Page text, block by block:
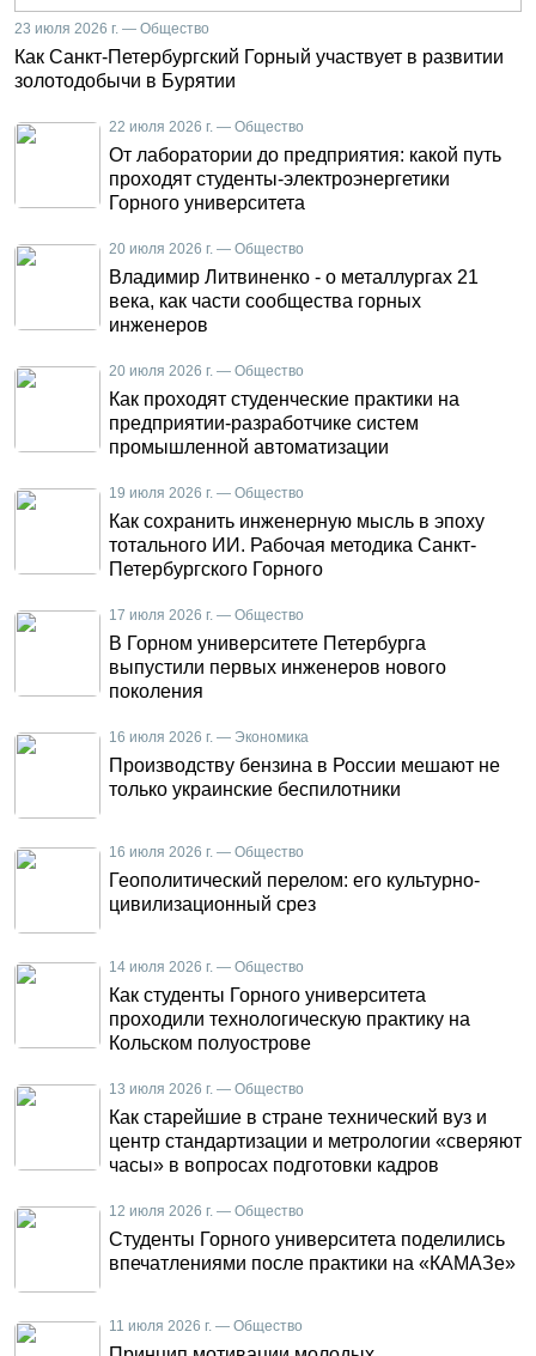
23 июля 2026 г. — Общество
Как Санкт-Петербургский Горный участвует в развитии
золотодобычи в Бурятии
22 июля 2026 г. — Общество
От лаборатории до предприятия: какой путь
проходят студенты-электроэнергетики
Горного университета
20 июля 2026 г. — Общество
Владимир Литвиненко - о металлургах 21
века, как части сообщества горных
инженеров
20 июля 2026 г. — Общество
Как проходят студенческие практики на
предприятии-разработчике систем
промышленной автоматизации
19 июля 2026 г. — Общество
Как сохранить инженерную мысль в эпоху
тотального ИИ. Рабочая методика Санкт-
Петербургского Горного
17 июля 2026 г. — Общество
В Горном университете Петербурга
выпустили первых инженеров нового
поколения
16 июля 2026 г. — Экономика
Производству бензина в России мешают не
только украинские беспилотники
16 июля 2026 г. — Общество
Геополитический перелом: его культурно-
цивилизационный срез
14 июля 2026 г. — Общество
Как студенты Горного университета
проходили технологическую практику на
Кольском полуострове
13 июля 2026 г. — Общество
Как старейшие в стране технический вуз и
центр стандартизации и метрологии «сверяют
часы» в вопросах подготовки кадров
12 июля 2026 г. — Общество
Студенты Горного университета поделились
впечатлениями после практики на «КАМАЗе»
11 июля 2026 г. — Общество